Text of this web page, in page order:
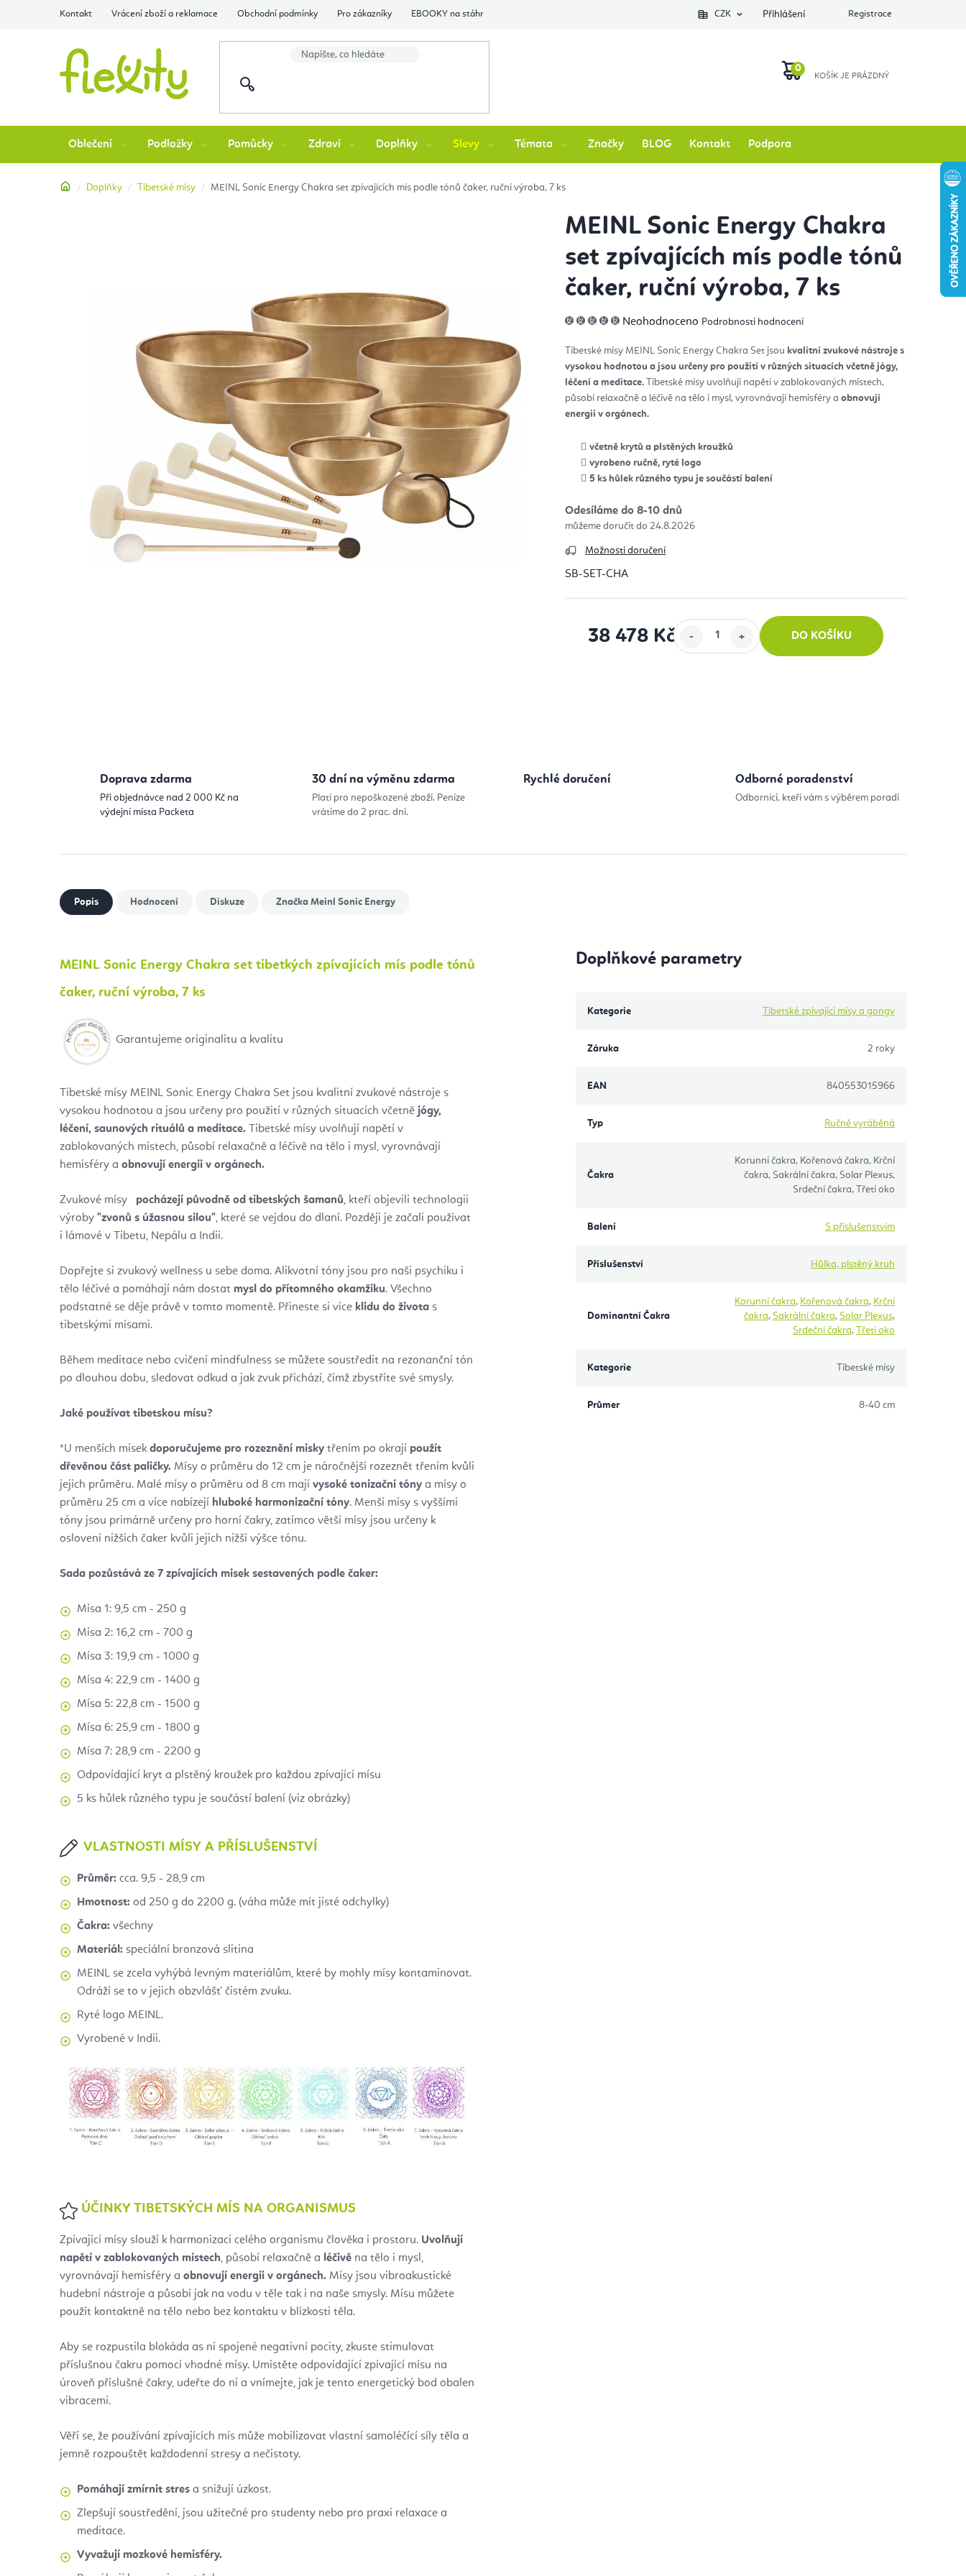
Kontakt Vrácení zboží a reklamace Obchodní podmínky Pro zákazníky EBOOKY na stáhnutí Podlozkynajogu.cz Zkontrolovat stav objednávky O nás
CZK Přihlášení Registrace
KOŠÍK
Oblečení Podložky Pomůcky Zdraví Doplňky Slevy Témata Značky BLOG Kontakt Podpora
DomůDoplňky Tibetské mísy MEINL Sonic Energy Chakra set zpívajících mís podle tónů čaker, ruční výroba, 7 ks
MEINL Sonic Energy Chakra
set zpívajících mís podle tónů
čaker, ruční výroba, 7 ks
Průměrné
hodnocení
0,0
5
hvězdiček.
Neohodnoceno Podrobnosti hodnocení
Tibetské mísy MEINL Sonic Energy Chakra Set jsou kvalitní zvukové nástroje s
vysokou hodnotou a jsou určeny pro použití v různých situacích včetně jógy,
léčení a meditace. Tibetské mísy uvolňují napětí v zablokovaných místech,
působí relaxačně a léčivě na tělo i mysl, vyrovnávají hemisféry aobnovují
energii v orgánech.
včetně krytů a plstěných kroužků
vyrobeno ručně, ryté logo
5 ks hůlek různého typu je součástí balení
Odesíláme do 8-10 dnů
24.8.2026
Možnosti doručení
SB-SET-CHA
38 478 Kč DO KOŠÍKU
Doprava zdarma
Při objednávce nad 2 000 Kč na
výdejní místa Packeta
30 dní na výměnu zdarma
Platí pro nepoškozené zboží. Peníze
vrátíme do 2 prac. dní.
Rychlé doručení Odborné poradenství
Odborníci, kteří vám s výběrem poradí
Popis Hodnocení Diskuze Značka Meinl Sonic Energy
MEINL Sonic Energy Chakra set tibetkých zpívajících mís podle tónů
čaker, ruční výroba, 7 ks
Garantujeme originalitu a kvalitu
Tibetské mísy MEINL Sonic Energy Chakra Set jsou kvalitní zvukové nástroje s
vysokou hodnotou a jsou určeny pro použití v různých situacích včetně jógy,
léčení, saunových rituálů a meditace. Tibetské mísy uvolňují napětí v
zablokovaných místech, působí relaxačně a léčivě na tělo i mysl, vyrovnávají
hemisféry a obnovují energii v orgánech.
Zvukové mísy pocházejí původně od tibetských šamanů, kteří objevili technologii
výroby "zvonů s úžasnou silou", které se vejdou do dlaní. Později je začali používat
i lámové v Tibetu, Nepálu a Indii.
Dopřejte si zvukový wellness u sebe doma. Alikvotní tóny jsou pro naši psychiku i
tělo léčivé a pomáhají nám dostat mysl do přítomného okamžiku. Všechno
podstatné se děje právě v tomto momentě. Přineste si více klidu do života s
tibetskými mísami.
Během meditace nebo cvičení mindfulness se můžete soustředit na rezonanční tón
po dlouhou dobu, sledovat odkud a jak zvuk přichází, čímž zbystříte své smysly.
Jaké používat tibetskou mísu?
*U menších misek doporučujeme pro rozeznění misky třením po okraji použít
dřevěnou část paličky. Mísy o průměru do 12 cm je náročnější rozeznět třením kvůli
jejich průměru. Malé mísy o průměru od 8 cm mají vysoké tonizační tóny a mísy o
průměru 25 cm a více nabízejí hluboké harmonizační tóny. Menší mísy s vyššími
tóny jsou primárně určeny pro horní čakry, zatímco větší mísy jsou určeny k
oslovení nižších čaker kvůli jejich nižší výšce tónu.
Sada pozůstává ze 7 zpívajících misek sestavených podle čaker:
Mísa 1: 9,5 cm - 250 g
Mísa 2: 16,2 cm - 700 g
Mísa 3: 19,9 cm - 1000 g
Mísa 4: 22,9 cm - 1400 g
Mísa 5: 22,8 cm - 1500 g
Mísa 6: 25,9 cm - 1800 g
Mísa 7: 28,9 cm - 2200 g
Odpovídající kryt a plstěný kroužek pro každou zpívající mísu
5 ks hůlek různého typu je součástí balení (viz obrázky)
VLASTNOSTI MÍSY A PŘÍSLUŠENSTVÍ
Průměr: cca. 9,5 - 28,9 cm
Hmotnost: od 250 g do 2200 g. (váha může mít jisté odchylky)
Čakra: všechny
Materiál: speciální bronzová slitina
MEINL se zcela vyhýbá levným materiálům, které by mohly mísy kontaminovat.
Odráží se to v jejich obzvlášť čistém zvuku.
Ryté logo MEINL.
Vyrobené v Indii.
ÚČINKY TIBETSKÝCH MÍS NA ORGANISMUS
Zpívající mísy slouží k harmonizaci celého organismu člověka i prostoru. Uvolňují
napětí v zablokovaných místech, působí relaxačně a léčivě na tělo i mysl,
vyrovnávají hemisféry a obnovují energii v orgánech. Mísy jsou vibroakustické
hudební nástroje a působí jak na vodu v těle tak i na naše smysly. Mísu můžete
použít kontaktně na tělo nebo bez kontaktu v blízkosti těla.
Aby se rozpustila blokáda as ní spojené negativní pocity, zkuste stimulovat
příslušnou čakru pomocí vhodné mísy. Umístěte odpovídající zpívající mísu na
úroveň příslušné čakry, udeřte do ní a vnímejte, jak je tento energetický bod obalen
vibracemi.
Věří se, že používání zpívajících mís může mobilizovat vlastní samoléčící síly těla a
jemně rozpouštět každodenní stresy a nečistoty.
Pomáhají zmírnit stres a snižují úzkost.
Zlepšují soustředění, jsou užitečné pro studenty nebo pro praxi relaxace a
meditace.
Vyvažují mozkové hemisféry.
Doplňkové parametry
Kategorie Tibetské zpívající mísy a gongy
Záruka 2 roky
EAN 840553015966
Typ Ručně vyráběná
Čakra
Korunní čakra, Kořenová čakra, Krční
čakra, Sakrální čakra, Solar Plexus,
Srdeční čakra, Třetí oko
Balení S příslušenstvím
Příslušenství Hůlka, plstěný kruh
Dominantní Čakra
Korunní čakra, Kořenová čakra, Krční
čakra, Sakrální čakra, Solar Plexus,
Srdeční čakra, Třetí oko
Kategorie Tibetské mísy
Průmer 8-40 cm